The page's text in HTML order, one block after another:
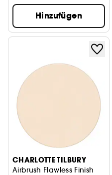
Hinzufügen
CHARLOTTE TILBURY
Airbrush Flawless Finish